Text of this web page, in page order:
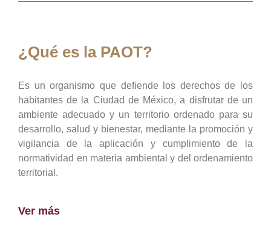
¿Qué es la PAOT?
Es un organismo que defiende los derechos de los
habitantes de la Ciudad de México, a disfrutar de un
ambiente adecuado y un territorio ordenado para su
desarrollo, salud y bienestar, mediante la promoción y
vigilancia de la aplicación y cumplimiento de la
normatividad en materia ambiental y del ordenamiento
territorial.
Ver más